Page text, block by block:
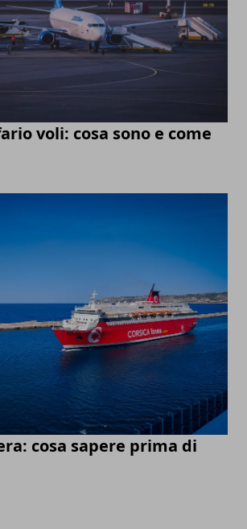
voli: cosa sono e come
cosa sapere prima di